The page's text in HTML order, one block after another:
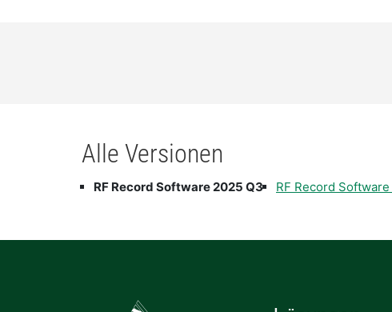
Alle Versionen
RF Record Software 2025 Q3 RF Record Software